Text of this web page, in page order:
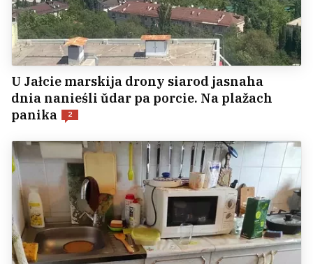
U Jałcie marskija drony siarod jasnaha
dnia nanieśli ŭdar pa porcie. Na plažach
panika
2